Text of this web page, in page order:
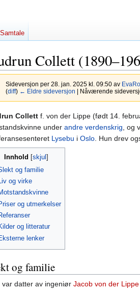
Collett
Sideversjon per 28. jan. 2025 kl. 09:50 av
(diff) ← Eldre sideversjon | Nåværende
Collett f. von der Lippe (født 14.
under andre verdenskrig ,
Lysebu i Oslo . Hun drev
Innhold
og familie
Liv og virke
og utmerkelser
og litteratur
lenker
og familie
var datter av ingeniør Jacob von der Lippe
Samtale